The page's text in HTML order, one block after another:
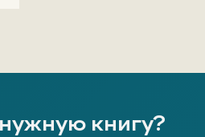
книгу?